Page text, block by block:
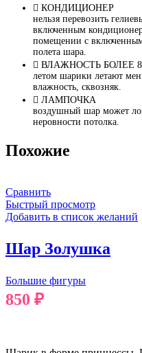
КОНДИЦИОНЕР
нельзя перевозить
включенным
помещении с
полета шара.
ВЛАЖНОСТЬ БОЛЕЕ
летом шарики летают
влажность, сквозняк.
ЛАМПОЧКА
воздушный шар может
неровности потолка.
Похожие
Сравнить
Быстрый просмотр
Добавить в список желаний
Шар Золушка
Большие фигуры
850 ₽